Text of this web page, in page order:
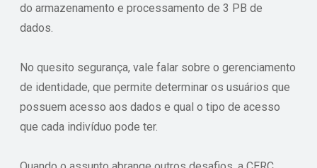
do armazenamento e processamento de 3 PB de
dados.
No quesito segurança, vale falar sobre o gerenciamento
de identidade, que permite determinar os usuários que
possuem acesso aos dados e qual o tipo de acesso
que cada indivíduo pode ter.